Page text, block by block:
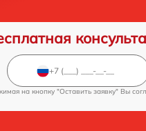
на кнопку "Оставить заявку" Вы